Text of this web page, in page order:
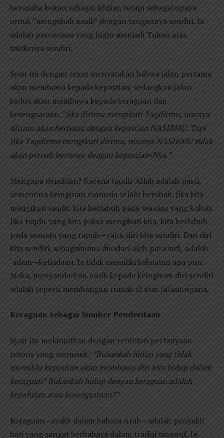
berusaha bukan sebagai ikhtiar, tetapi sebagai upaya
untuk “mengubah nasib” dengan tangannya sendiri. Ia
adalah perencana yang ingin menjadi Tuhan atas
takdirnya sendiri.
Syair ini dengan tegas menyatakan bahwa jalan pertama
akan membawa kepada kepastian, sedangkan jalan
kedua akan membawa kepada keraguan dan
kesengsaraan. “Jika dirimu mengikuti Taqdirmu, niscaya
dirimu akan bertemu dengan kepastian NASIBMU. Tapi
jika Taqdirmu mengikuti dirimu, niscaya NASIBMU tidak
akan pernah bertemu dengan kepastian-Nya.”
Mengapa demikian? Karena taqdir Allah adalah pasti,
sementara keinginan manusia selalu berubah. Jika kita
mengikuti taqdir, kita berlabuh pada sesuatu yang kokoh.
Jika taqdir yang kita paksa mengikuti kita, kita berlabuh
pada sesuatu yang rapuh—yaitu diri kita sendiri. Dan diri
kita sendiri, sebagaimana disadari oleh para sufi, adalah
‘adam—ketiadaan. Ia tidak memiliki kekuatan apa pun.
Maka, menyandarkan nasib kepada keinginan diri sendiri
adalah seperti membangun rumah di atas fatamorgana.
Keraguan sebagai Sumber Penderitaan
Syair itu melanjutkan dengan rentetan pertanyaan
retoris yang menusuk: ”Bukankah hidup yang tidak
memiliki kepastian akan membawa diri kita hidup dalam
keraguan? Bukankah hidup dengan keraguan adalah
kepahitan atau kesengsaraan?”
Keraguan—syakk dalam bahasa Arab—adalah penyakit
hati yang sangat berbahaya dalam tradisi tasawuf. Ia